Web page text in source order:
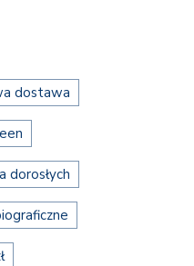
dostawa
dorosłych